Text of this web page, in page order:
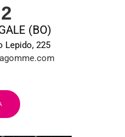
2
(BO)
Lepido, 225